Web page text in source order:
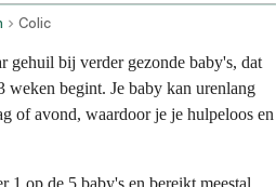
Colic
gehuil bij verder gezonde baby's, dat
weken begint. Je baby kan urenlang
of avond, waardoor je je hulpeloos en